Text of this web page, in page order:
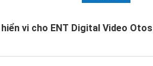
vi cho ENT Digital Video